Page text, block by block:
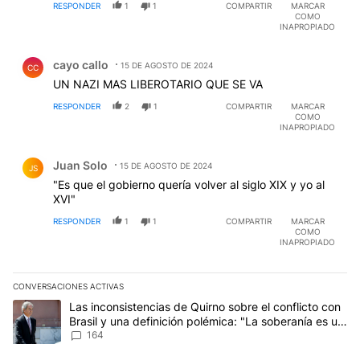
RESPONDER 1 1 COMPARTIR
MARCAR
COMO
INAPROPIADO
CC cayo callo 15 DE AGOSTO DE 2024
UN NAZI MAS LIBEROTARIO QUE SE VA
RESPONDER 2 1 COMPARTIR
MARCAR
COMO
INAPROPIADO
JS Juan Solo 15 DE AGOSTO DE 2024
"Es que el gobierno quería volver al siglo XIX y yo al
XVI"
RESPONDER 1 1 COMPARTIR
MARCAR
COMO
INAPROPIADO
CONVERSACIONES ACTIVAS
Este listado muestra los artículos con más comentarios en los
Un artículo de tendencia con el título "Las inconsistencias de
Las inconsistencias de Quirno sobre el conflicto con
Brasil y una definición polémica: "La soberanía es un
concepto antiguo"
164